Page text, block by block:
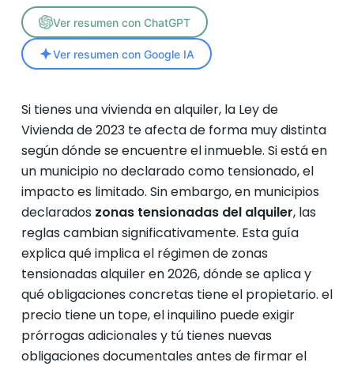
Ver resumen con ChatGPT
Ver resumen con Google IA
Si tienes una vivienda en alquiler, la Ley de
Vivienda de 2023 te afecta de forma muy distinta
según dónde se encuentre el inmueble. Si está en
un municipio no declarado como tensionado, el
impacto es limitado. Sin embargo, en municipios
declarados zonas tensionadas del alquiler, las
reglas cambian significativamente. Esta guía
explica qué implica el régimen de zonas
tensionadas alquiler en 2026, dónde se aplica y
qué obligaciones concretas tiene el propietario. el
precio tiene un tope, el inquilino puede exigir
prórrogas adicionales y tú tienes nuevas
obligaciones documentales antes de firmar el